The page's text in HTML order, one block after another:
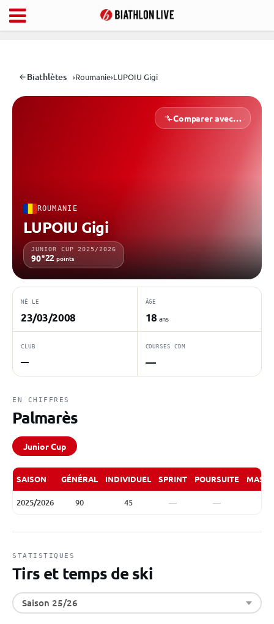
Biathlètes ›Roumanie›LUPOIU Gigi
ROUMANIE
LUPOIU Gigi
JUNIOR CUP 2025/2026
90e22 points
Comparer avec…
NÉ LE
23/03/2008
ÂGE
18 ans
CLUB
—
COURSES CDM
—
EN CHIFFRES
Palmarès
Junior Cup
SAISON GÉNÉRAL INDIVIDUEL SPRINT POURSUITE MASS
2025/2026 90 45 — —
STATISTIQUES
Tirs et temps de ski
Saison 25/26